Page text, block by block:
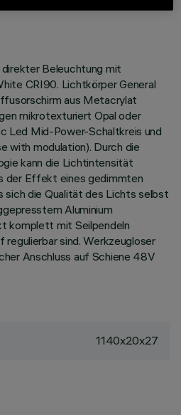
Beleuchtung mit
CRI90. Lichtkörper General
aus Metacrylat
mikrotexturiert Opal oder
Led Mid-Power-Schaltkreis und
with modulation). Durch die
kann die Lichtintensität
der Effekt eines gedimmten
sich die Qualität des Lichts selbst
Aluminium
komplett mit Seilpendeln
sind. Werkzeugloser
Anschluss auf Schiene 48V
1140x20x27